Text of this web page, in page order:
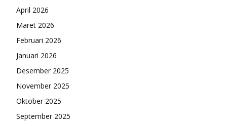
April 2026
Maret 2026
Februari 2026
Januari 2026
Desember 2025
November 2025
Oktober 2025
September 2025